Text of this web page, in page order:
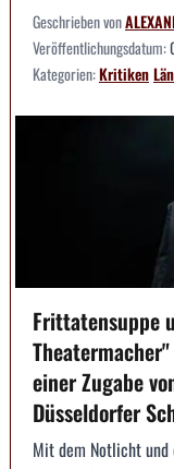
Geschrieben von
Veröffentlichungsdatum:
Kategorien:Kritiken
Frittatensuppe
einer Zugabe
Düsseldorfer
Mit dem Notlicht und